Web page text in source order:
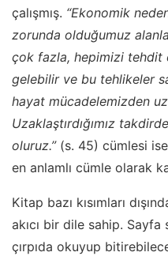
çalışmış. “Ekonomik
zorunda olduğumuz
çok fazla, hepimizi tehdit
gelebilir ve bu tehlikeler
hayat mücadelemizden
Uzaklaştırdığımız
oluruz.”(s. 45) cümlesi
en anlamlı cümle olarak
Kitap bazı kısımları
akıcı bir dile sahip.
çırpıda okuyup